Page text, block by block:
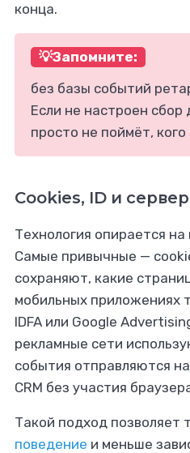
конца.
💡Запомните:
без базы событий
Если не настроен сбор
просто не поймёт,
Cookies, ID и
Технология опирается
Самые привычные —
сохраняют, какие
мобильных приложениях
IDFA или Google
рекламные сети
события отправляются
CRM без участия
Такой подход позволяет
поведение и меньше